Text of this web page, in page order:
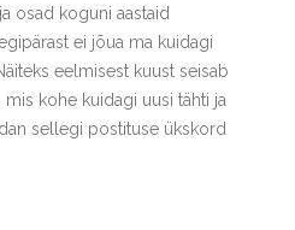
osad koguni aastaid
ei jõua ma kuidagi
eelmisest kuust seisab
kohe kuidagi uusi tähti ja
sellegi postituse ükskord